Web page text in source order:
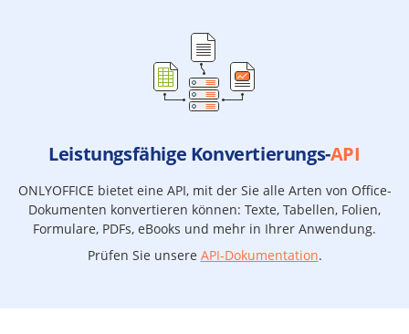
Leistungsfähige Konvertierungs-API
ONLYOFFICE bietet eine API, mit der Sie alle Arten von Office-
Dokumenten konvertieren können: Texte, Tabellen, Folien,
Formulare, PDFs, eBooks und mehr in Ihrer Anwendung.
Prüfen Sie unsere API-Dokumentation.